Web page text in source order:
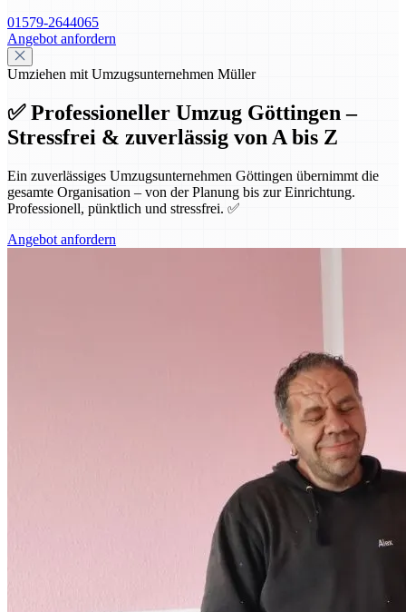
01579-2644065
Angebot anfordern
Umziehen mit Umzugsunternehmen Müller
✅ Professioneller Umzug Göttingen –
Stressfrei & zuverlässig von A bis Z
Ein zuverlässiges Umzugsunternehmen Göttingen übernimmt die
gesamte Organisation – von der Planung bis zur Einrichtung.
Professionell, pünktlich und stressfrei. ✅
Angebot anfordern